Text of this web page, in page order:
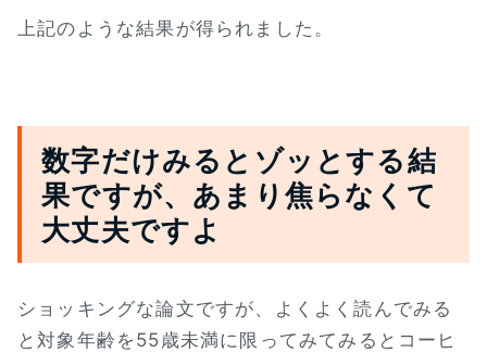
上記のような結果が得られました。
数字だけみるとゾッとする結
果ですが、あまり焦らなくて
大丈夫ですよ
ショッキングな論文ですが、よくよく読んでみる
と対象年齢を55歳未満に限ってみてみるとコーヒ